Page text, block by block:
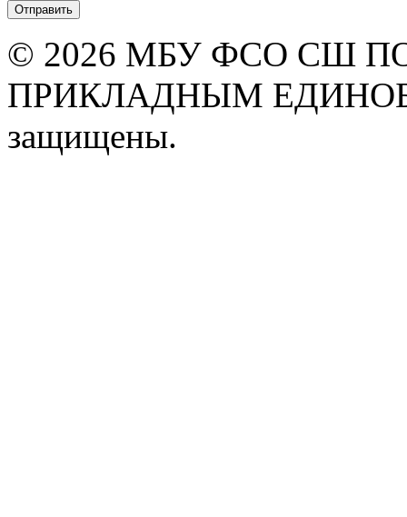
© 2026 МБУ ФСО СШ
ПРИКЛАДНЫМ
защищены.